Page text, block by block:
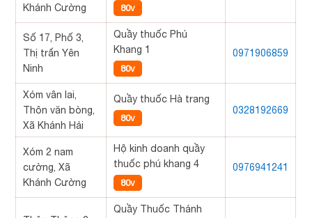
Khánh Cường
80v
Số 17, Phố 3,
Thị trấn Yên
Ninh
Quầy thuốc Phú
Khang 1
80v
0971906859
Xóm vân lai,
Thôn văn bòng,
Xã Khánh Hải
Quầy thuốc Hà trang
80v
0328192669
Xóm 2 nam
cường, Xã
Khánh Cường
Hộ kinh doanh quầy
thuốc phú khang 4
80v
0976941241
Quầy Thuốc Thánh